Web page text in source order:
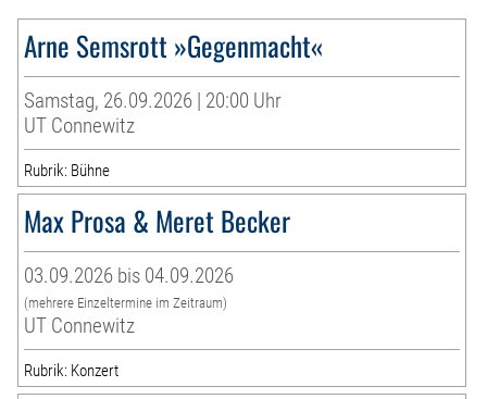
Arne Semsrott »Gegenmacht«
Samstag, 26.09.2026 | 20:00 Uhr
UT Connewitz
Rubrik: Bühne
Max Prosa & Meret Becker
03.09.2026 bis 04.09.2026
(mehrere Einzeltermine im Zeitraum)
UT Connewitz
Rubrik: Konzert